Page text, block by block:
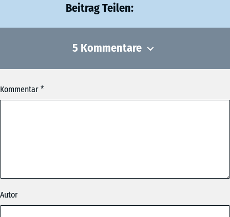
Beitrag Teilen:
5 Kommentare
Der Macher
a Maß. Resch a geh Hendl, gwiss obacht zua. Maibam
Kommentar
Autor